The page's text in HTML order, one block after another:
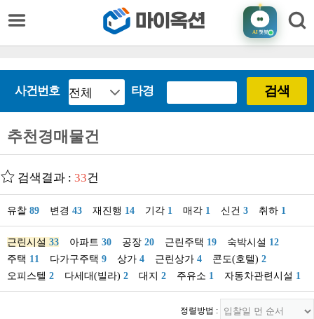
AI챗봇
사건번호 타경 검색
추천경매물건
검색결과 : 33건
유찰 89 변경 43 재진행 14 기각 1 매각 1 신건 3 취하 1
근린시설 33 아파트 30 공장 20 근린주택 19 숙박시설 12
주택 11 다가구주택 9 상가 4 근린상가 4 콘도(호텔) 2
오피스텔 2 다세대(빌라) 2 대지 2 주유소 1 자동차관련시설 1
정렬방법 :